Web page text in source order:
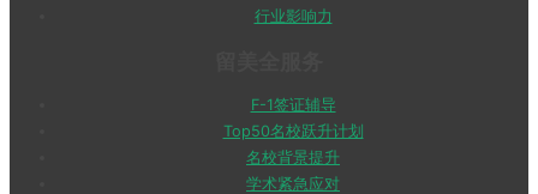
行业影响力
F-1签证辅导
Top50名校跃升计划
名校背景提升
学术紧急应对